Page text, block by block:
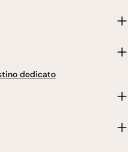
dedicato